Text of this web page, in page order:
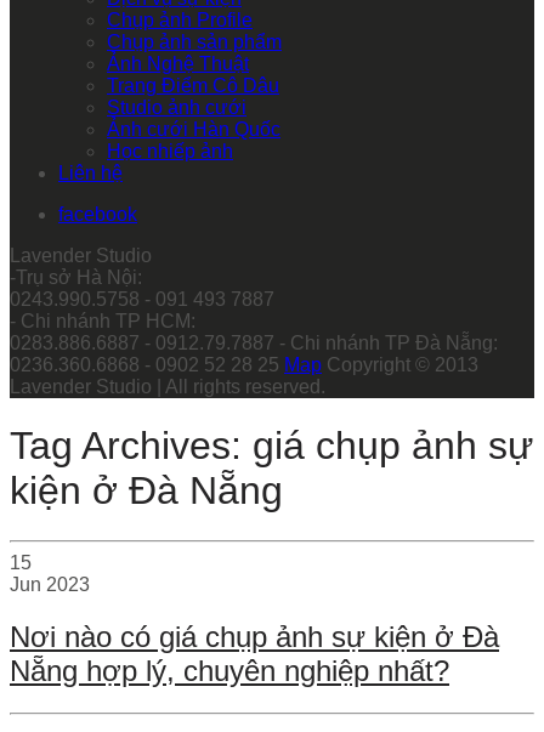
Chụp ảnh Profile
Chụp ảnh sản phẩm
Ảnh Nghệ Thuật
Trang Điểm Cô Dâu
Studio ảnh cưới
Ảnh cưới Hàn Quốc
Học nhiếp ảnh
Liên hệ
facebook
Lavender Studio
-Trụ sở Hà Nội:
0243.990.5758 - 091 493 7887
- Chi nhánh TP HCM:
0283.886.6887 - 0912.79.7887 - Chi nhánh TP Đà Nẵng:
0236.360.6868 - 0902 52 28 25 Map Copyright © 2013
Lavender Studio | All rights reserved.
Tag Archives: giá chụp ảnh sự
kiện ở Đà Nẵng
15
Jun 2023
Nơi nào có giá chụp ảnh sự kiện ở Đà
Nẵng hợp lý, chuyên nghiệp nhất?